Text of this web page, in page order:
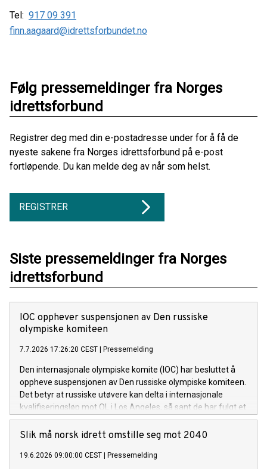
Tel: 917 09 391
finn.aagaard@idrettsforbundet.no
Følg pressemeldinger fra Norges
idrettsforbund
Registrer deg med din e-postadresse under for å få de
nyeste sakene fra Norges idrettsforbund på e-post
fortløpende. Du kan melde deg av når som helst.
REGISTRER
Siste pressemeldinger fra Norges
idrettsforbund
IOC opphever suspensjonen av Den russiske
olympiske komiteen
7.7.2026 17:26:20 CEST Pressemelding
Den internasjonale olympiske komite (IOC) har besluttet å
oppheve suspensjonen av Den russiske olympiske komiteen.
Det betyr at russiske utøvere kan delta i internasjonale
kvalifiseringsløp mot OL i Los Angeles, så sant de har fulgt et
troverdig anti-doping regime.
Slik må norsk idrett omstille seg mot 2040
19.6.2026 09:00:00 CEST Pressemelding